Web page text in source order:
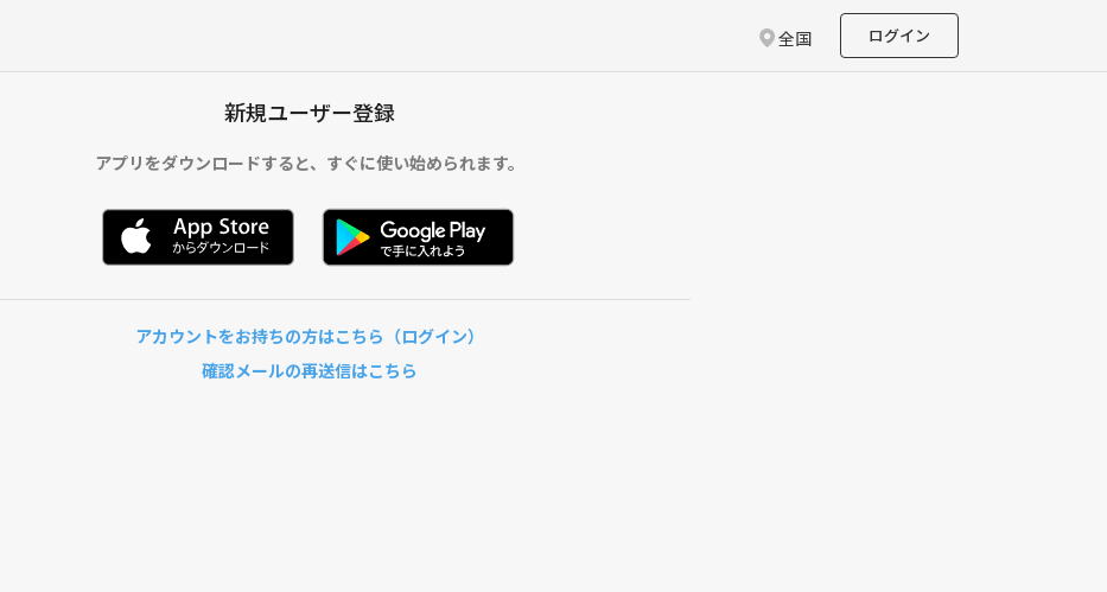
全国 ログイン
新規ユーザー登録
アプリをダウンロードすると、 すぐに使い始められます。
アカウントをお持ちの方はこちら（ログイン）
確認メールの再送信はこちら